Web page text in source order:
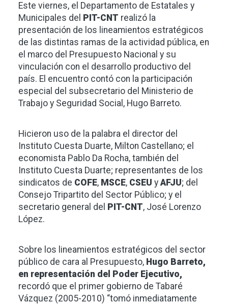
Este viernes, el Departamento de Estatales y
Municipales del
PIT-CNT realizó la
presentación de los lineamientos estratégicos
de las distintas ramas de la actividad pública, en
el marco del Presupuesto Nacional y su
vinculación con el desarrollo productivo del
país. El encuentro contó con la participación
especial del subsecretario del Ministerio de
Trabajo y Seguridad Social, Hugo Barreto.
Hicieron uso de la palabra el director del
Instituto Cuesta Duarte, Milton Castellano; el
economista Pablo Da Rocha, también del
Instituto Cuesta Duarte; representantes de los
sindicatos de COFE, MSCE, CSEU y AFJU; del
Consejo Tripartito del Sector Público; y el
secretario general del
PIT-CNT, José Lorenzo
López.
Sobre los lineamientos estratégicos del sector
público de cara al Presupuesto, Hugo Barreto,
en representación del Poder Ejecutivo,
recordó que el primer gobierno de Tabaré
Vázquez (2005-2010) “tomó inmediatamente